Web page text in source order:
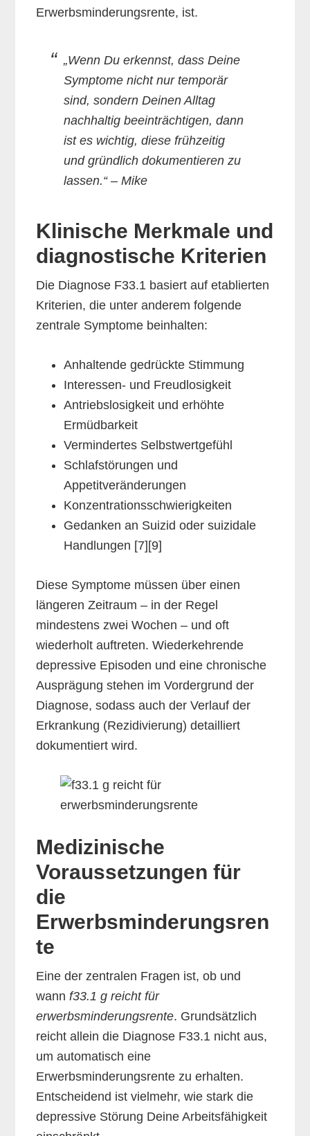
Erwerbsminderungsrente, ist.
„Wenn Du erkennst, dass Deine
Symptome nicht nur temporär
sind, sondern Deinen Alltag
nachhaltig beeinträchtigen, dann
ist es wichtig, diese frühzeitig
und gründlich dokumentieren zu
lassen.“ – Mike
Klinische Merkmale und
diagnostische Kriterien
Die Diagnose F33.1 basiert auf etablierten
Kriterien, die unter anderem folgende
zentrale Symptome beinhalten:
Anhaltende gedrückte Stimmung
Interessen- und Freudlosigkeit
Antriebslosigkeit und erhöhte
Ermüdbarkeit
Vermindertes Selbstwertgefühl
Schlafstörungen und
Appetitveränderungen
Konzentrationsschwierigkeiten
Gedanken an Suizid oder suizidale
Handlungen [7][9]
Diese Symptome müssen über einen
längeren Zeitraum – in der Regel
mindestens zwei Wochen – und oft
wiederholt auftreten. Wiederkehrende
depressive Episoden und eine chronische
Ausprägung stehen im Vordergrund der
Diagnose, sodass auch der Verlauf der
Erkrankung (Rezidivierung) detailliert
dokumentiert wird.
Medizinische
Voraussetzungen für
die
Erwerbsminderungsren
te
Eine der zentralen Fragen ist, ob und
wannf33.1 g reicht für
erwerbsminderungsrente. Grundsätzlich
reicht allein die Diagnose F33.1 nicht aus,
um automatisch eine
Erwerbsminderungsrente zu erhalten.
Entscheidend ist vielmehr, wie stark die
depressive Störung Deine Arbeitsfähigkeit